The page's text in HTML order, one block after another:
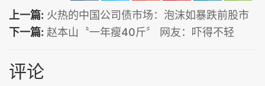
上一篇: 火热的中国公司债市场：泡沫如暴跌前股市
下一篇: 赵本山〝一年瘦40斤〞 网友：吓得不轻
评论